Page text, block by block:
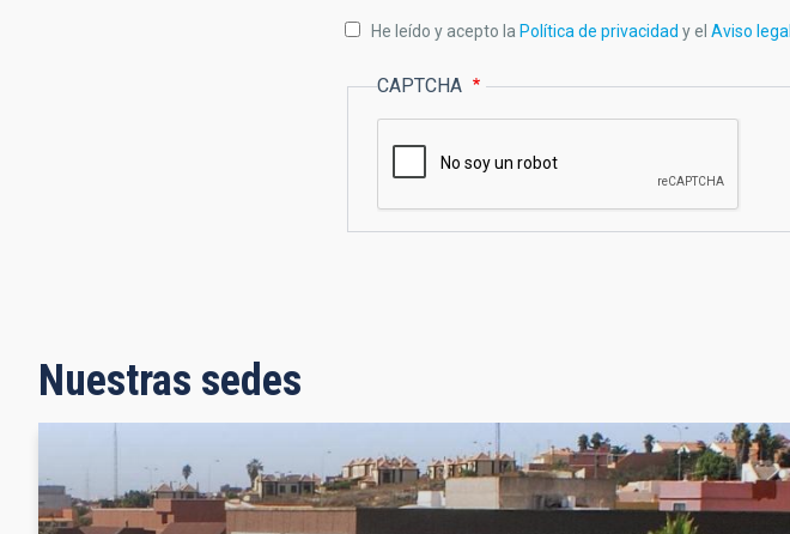
He leído y acepto la Política de privacidad y el Aviso legal
CAPTCHA
Nuestras sedes